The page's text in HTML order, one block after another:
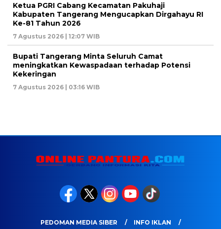
Ketua PGRI Cabang Kecamatan Pakuhaji
Kabupaten Tangerang Mengucapkan Dirgahayu RI
Ke-81 Tahun 2026
7 Agustus 2026 | 12:07 WIB
Bupati Tangerang Minta Seluruh Camat
meningkatkan Kewaspadaan terhadap Potensi
Kekeringan
7 Agustus 2026 | 03:16 WIB
PEDOMAN MEDIA SIBER INFO IKLAN